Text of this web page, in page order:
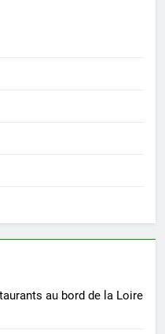
au bord de la Loire